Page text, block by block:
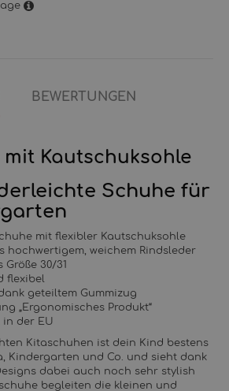
BEWERTUNGEN
mit Kautschuksohle
Schuhe für
mit flexibler Kautschuksohle
hochwertigem, weichem Rindsleder
Größe 30/31
flexibel
geteiltem Gummizug
„Ergonomisches Produkt“
der EU
Kitaschuhen ist dein Kind bestens
Kindergarten und Co. und sieht dank
dabei auch noch sehr stylish
begleiten die kleinen und